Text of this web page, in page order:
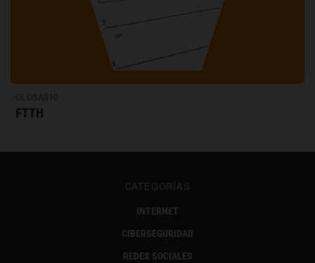
FTTH
CATEGORÍAS
INTERNET
CIBERSEGURIDAD
REDES SOCIALES